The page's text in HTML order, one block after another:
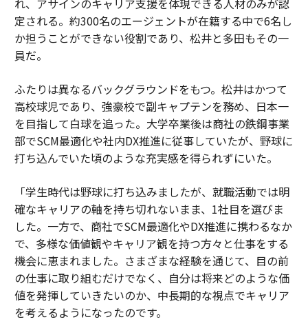
定される。約300名のエージェントが在籍する中で6名し
か担うことができない役割であり、松井と多田もその一
員だ。
ふたりは異なるバックグラウンドをもつ。松井はかつて
高校球児であり、強豪校で副キャプテンを務め、日本一
を目指して白球を追った。大学卒業後は商社の鉄鋼事業
部でSCM最適化や社内DX推進に従事していたが、野球に
打ち込んでいた頃のような充実感を得られずにいた。
「学生時代は野球に打ち込みましたが、就職活動では明
確なキャリアの軸を持ち切れないまま、1社目を選びま
した。一方で、商社でSCM最適化やDX推進に携わるなか
で、多様な価値観やキャリア観を持つ方々と仕事をする
機会に恵まれました。さまざまな経験を通じて、目の前
の仕事に取り組むだけでなく、自分は将来どのような価
値を発揮していきたいのか、中長期的な視点でキャリア
を考えるようになったのです。